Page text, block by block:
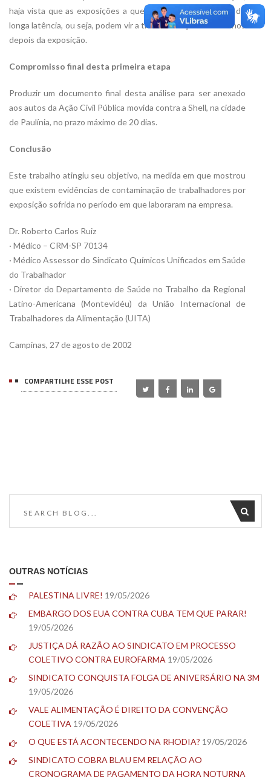
haja vista que as exposições a que foram submetidos são de
longa latência, ou seja, podem vir a trazer doenças muitos anos
depois da exposição.
Compromisso final desta primeira etapa
Produzir um documento final desta análise para ser anexado
aos autos da Ação Civil Pública movida contra a Shell, na cidade
de Paulínia, no prazo máximo de 20 dias.
Conclusão
Este trabalho atingiu seu objetivo, na medida em que mostrou
que existem evidências de contaminação de trabalhadores por
exposição sofrida no período em que laboraram na empresa.
Dr. Roberto Carlos Ruiz
· Médico – CRM-SP 70134
· Médico Assessor do Sindicato Químicos Unificados em Saúde
do Trabalhador
· Diretor do Departamento de Saúde no Trabalho da Regional
Latino-Americana (Montevidéu) da União Internacional de
Trabalhadores da Alimentação (UITA)
Campinas, 27 de agosto de 2002
COMPARTILHE ESSE POST
OUTRAS NOTÍCIAS
PALESTINA LIVRE! 19/05/2026
EMBARGO DOS EUA CONTRA CUBA TEM QUE PARAR!
19/05/2026
JUSTIÇA DÁ RAZÃO AO SINDICATO EM PROCESSO
COLETIVO CONTRA EUROFARMA 19/05/2026
SINDICATO CONQUISTA FOLGA DE ANIVERSÁRIO NA 3M
19/05/2026
VALE ALIMENTAÇÃO É DIREITO DA CONVENÇÃO
COLETIVA 19/05/2026
O QUE ESTÁ ACONTECENDO NA RHODIA? 19/05/2026
SINDICATO COBRA BLAU EM RELAÇÃO AO
CRONOGRAMA DE PAGAMENTO DA HORA NOTURNA